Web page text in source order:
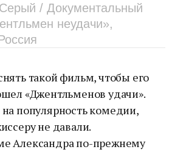
/ Документальный
неудачи»,
такой фильм, чтобы его
«Джентльменов удачи».
популярность комедии,
не давали.
Александра по-прежнему